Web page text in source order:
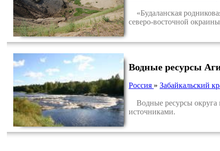
«Будаланская
северо-восточной
Водные ресурсы
Россия » Забайкальский
Водные ресурсы округа
источниками.